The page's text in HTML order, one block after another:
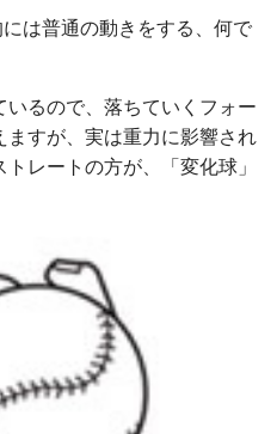
は普通の動きをする、何で
るので、落ちていくフォー
ますが、実は重力に影響され
レートの方が、「変化球」